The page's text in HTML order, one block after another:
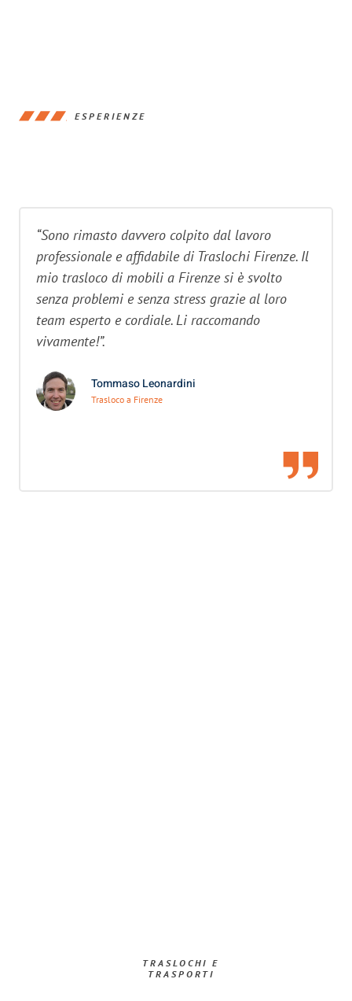
ESPERIENZE
“Sono rimasto davvero colpito dal lavoro
professionale e affidabile di Traslochi Firenze. Il
mio trasloco di mobili a Firenze si è svolto
senza problemi e senza stress grazie al loro
team esperto e cordiale. Li raccomando
vivamente!”.
Tommaso Leonardini
Trasloco a Firenze
TRASLOCHI E
TRASPORTI​